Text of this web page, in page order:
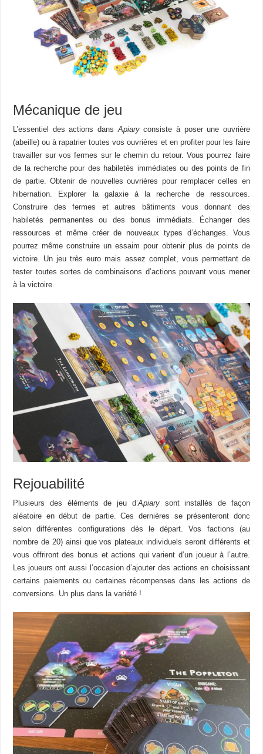
Mécanique de jeu
L’essentiel des actions dansApiaryconsiste à poser une ouvrière
(abeille) ou à rapatrier toutes vos ouvrières et en profiter pour les faire
travailler sur vos fermes sur le chemin du retour. Vous pourrez faire
de la recherche pour des habiletés immédiates ou des points de fin
de partie. Obtenir de nouvelles ouvrières pour remplacer celles en
hibernation. Explorer la galaxie à la recherche de ressources.
Construire des fermes et autres bâtiments vous donnant des
habiletés permanentes ou des bonus immédiats. Échanger des
ressources et même créer de nouveaux types d’échanges. Vous
pourrez même construire un essaim pour obtenir plus de points de
victoire. Un jeu très euro mais assez complet, vous permettant de
tester toutes sortes de combinaisons d’actions pouvant vous mener
à la victoire.
Rejouabilité
Plusieurs des éléments de jeu d’Apiarysont installés de façon
aléatoire en début de partie. Ces dernières se présenteront donc
selon différentes configurations dès le départ. Vos factions (au
nombre de 20) ainsi que vos plateaux individuels seront différents et
vous offriront des bonus et actions qui varient d’un joueur à l’autre.
Les joueurs ont aussi l’occasion d’ajouter des actions en choisissant
certains paiements ou certaines récompenses dans les actions de
conversions. Un plus dans la variété !